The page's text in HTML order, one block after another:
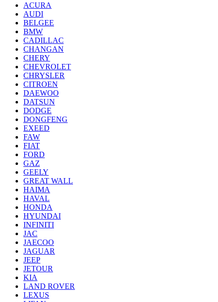
ACURA
AUDI
BELGEE
BMW
CADILLAC
CHANGAN
CHERY
CHEVROLET
CHRYSLER
CITROEN
DAEWOO
DATSUN
DODGE
DONGFENG
EXEED
FAW
FIAT
FORD
GAZ
GEELY
GREAT WALL
HAIMA
HAVAL
HONDA
HYUNDAI
INFINITI
JAC
JAECOO
JAGUAR
JEEP
JETOUR
KIA
LAND ROVER
LEXUS